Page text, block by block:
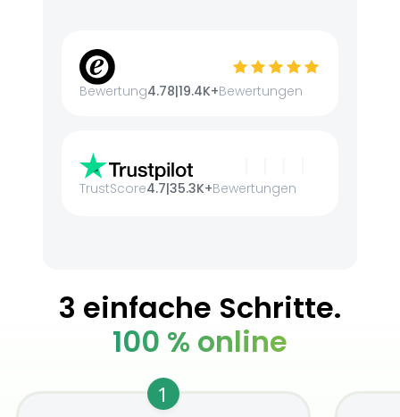
Bewertung4.78|19.4K+Bewertungen
TrustScore4.7|35.3K+Bewertungen
3 einfache Schritte.
100 % online
1